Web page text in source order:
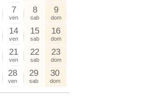
7
ven
8
sab
9
dom
14
ven
15
sab
16
dom
21
ven
22
sab
23
dom
28
ven
29
sab
30
dom